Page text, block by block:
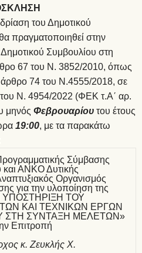
του Δημοτικού
πραγματοποιηθεί στην
Συμβουλίου στη
67 του Ν. 3852/2010, όπως
άρθρο 74 του Ν.4555/2018, σε
Ν. 4954/2022 (ΦΕΚ τ.Α΄ αρ.
μηνός Φεβρουαρίουτου έτους
19:00, με τα παρακάτω
Σύμβασης
και ΑΝΚΟ Δυτικής
Οργανισμός
για την υλοποίηση της
ΥΠΟΣΤΗΡΙΞΗ ΤΟΥ
ΚΑΙ ΤΕΧΝΙΚΩΝ ΕΡΓΩΝ
ΣΤΗ ΣΥΝΤΑΞΗ ΜΕΛΕΤΩΝ»
Επιτροπή
κ. Ζευκλής Χ.